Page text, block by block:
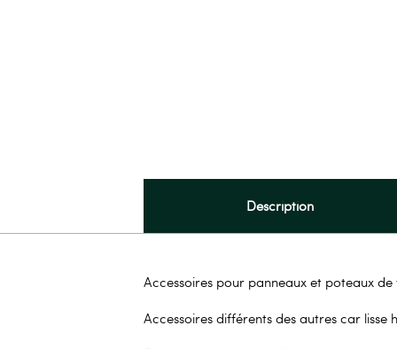
Description
Accessoires pour panneaux et poteaux de
Accessoires différents des autres car